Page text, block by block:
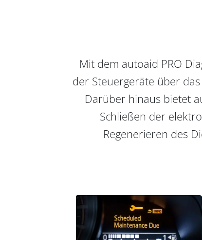
Mit dem autoaid PRO
der Steuergeräte über
Darüber hinaus bietet
Schließen der
Regenerieren des